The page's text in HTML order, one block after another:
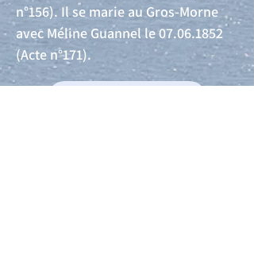
n°156). Il se marie au Gros-Morne
avec Méline Guannel le07.06.1852
(Acte n°171).